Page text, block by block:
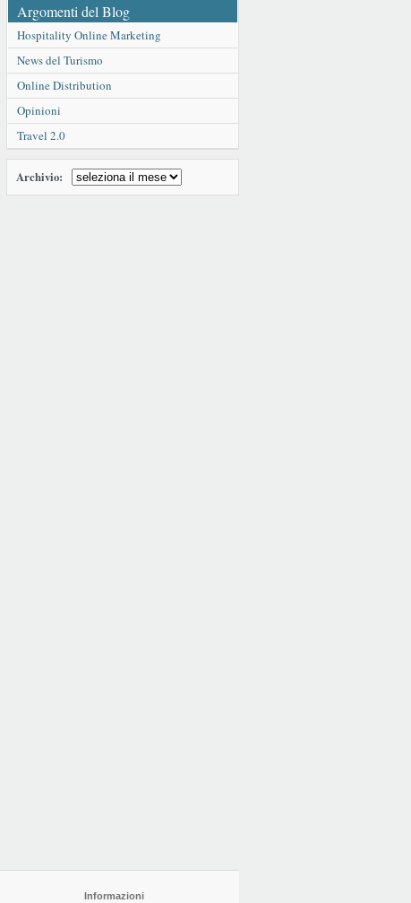
Argomenti del Blog
Hospitality Online Marketing
News del Turismo
Online Distribution
Opinioni
Travel 2.0
Archivio:
Informazioni